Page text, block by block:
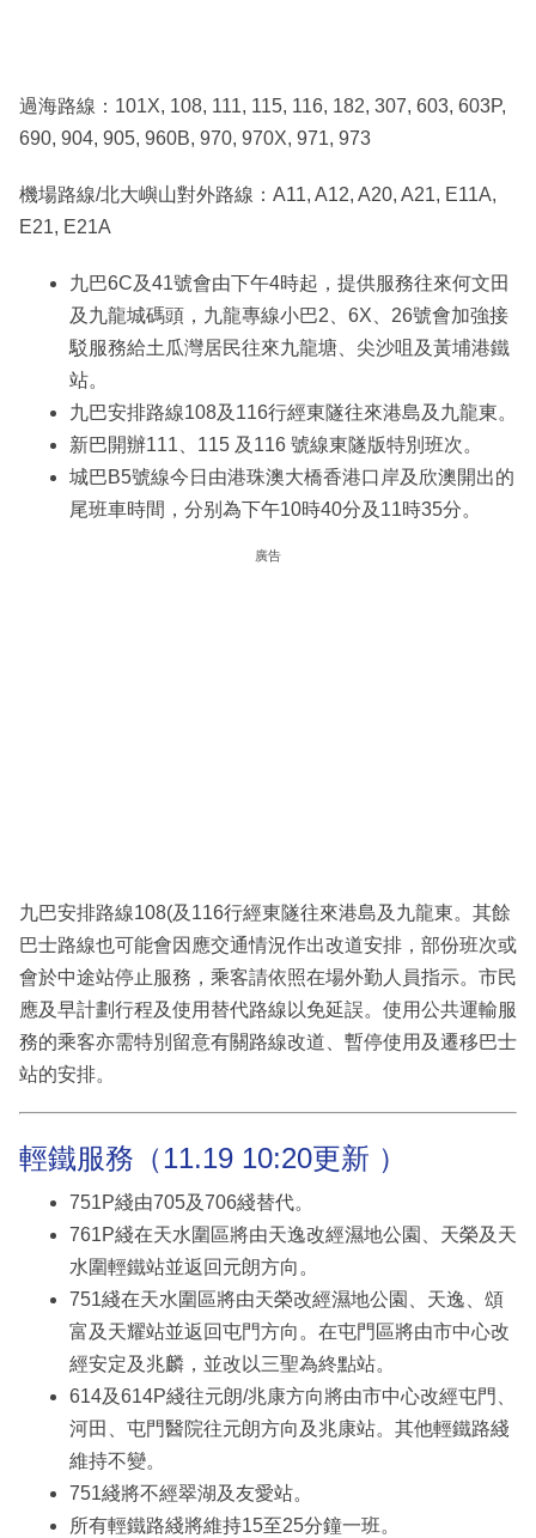
過海路線：101X, 108, 111, 115, 116, 182, 307, 603, 603P,
690, 904, 905, 960B, 970, 970X, 971, 973
機場路線/北大嶼山對外路線：A11, A12, A20, A21, E11A,
E21, E21A
九巴6C及41號會由下午4時起，提供服務往來何文田
及九龍城碼頭，九龍專線小巴2、6X、26號會加強接
駁服務給土瓜灣居民往來九龍塘、尖沙咀及黃埔港鐵
站。
九巴安排路線108及116行經東隧往來港島及九龍東。
新巴開辦111、115 及116 號線東隧版特別班次。
城巴B5號線今日由港珠澳大橋香港口岸及欣澳開出的
尾班車時間，分别為下午10時40分及11時35分。
廣告
九巴安排路線108(及116行經東隧往來港島及九龍東。其餘
巴士路線也可能會因應交通情況作出改道安排，部份班次或
會於中途站停止服務，乘客請依照在場外勤人員指示。市民
應及早計劃行程及使用替代路線以免延誤。使用公共運輸服
務的乘客亦需特別留意有關路線改道、暫停使用及遷移巴士
站的安排。
輕鐵服務（11.19 10:20更新 ）
751P綫由705及706綫替代。
761P綫在天水圍區將由天逸改經濕地公園、天榮及天
水圍輕鐵站並返回元朗方向。
751綫在天水圍區將由天榮改經濕地公園、天逸、頌
富及天耀站並返回屯門方向。在屯門區將由市中心改
經安定及兆麟，並改以三聖為終點站。
614及614P綫往元朗/兆康方向將由市中心改經屯門、
河田、屯門醫院往元朗方向及兆康站。其他輕鐵路綫
維持不變。
751綫將不經翠湖及友愛站。
所有輕鐵路綫將維持15至25分鐘一班。